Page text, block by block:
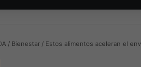
/ Bienestar / Estos alimentos aceleran el